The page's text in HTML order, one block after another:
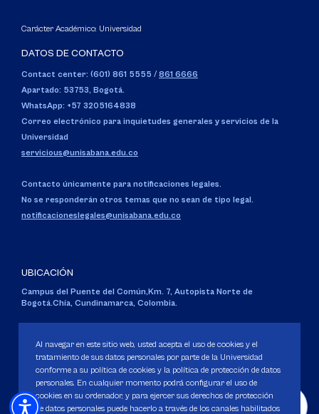
Carácter Académico: Universidad
DATOS DE CONTACTO
Contact center: (601) 861 5555 / 861 6666
Apartado: 53753, Bogotá.
WhatsApp: +57 3205164838
Correo electrónico para inquietudes generales y servicios de la
Universidad
servicious@unisabana.edu.co
Contacto únicamente para notificaciones legales.
No se responderán otros temas que no sean de tipo legal.
notificacioneslegales@unisabana.edu.co
UBICACIÓN
Campus del Puente del Común,Km. 7, Autopista Norte de
Bogotá.Chía, Cundinamarca, Colombia.
Personería Jurídica:Resolución 130 del 14 de enero de 1980.
Ministerio de Educación Nacional.
Al navegar en este sitio web, usted acepta el uso de cookies y el
tratamiento de sus datos personales por parte de la Universidad
conforme a su política de cookies y la política de protección de datos
personales. En cualquier momento podrá configurar el uso de
cookies en su ordenador, y para ejercer sus derechos de protección
de datos personales puede hacerlo a través de los canales habilitados